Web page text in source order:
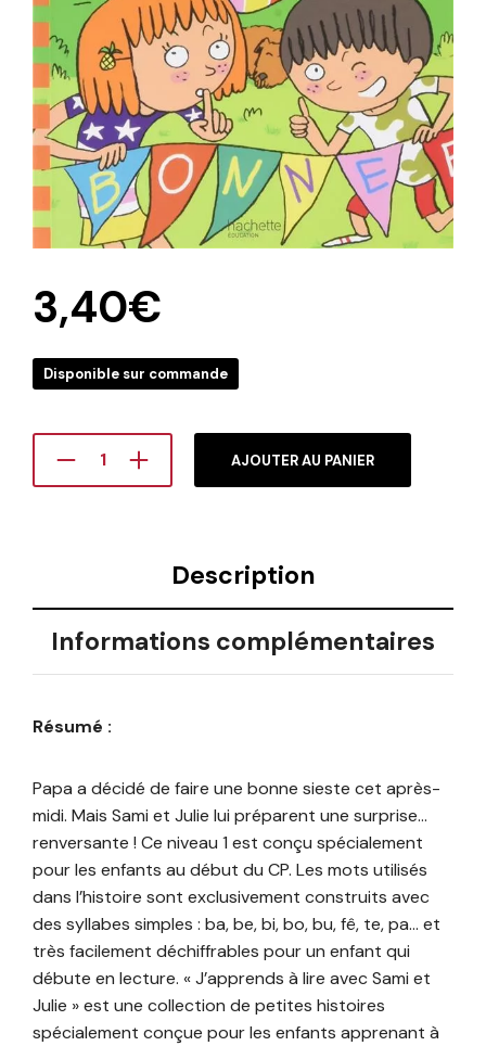
3,40€
Disponible sur commande
AJOUTER AU PANIER
Description
Informations complémentaires
Résumé :
Papa a décidé de faire une bonne sieste cet après-
midi. Mais Sami et Julie lui préparent une surprise…
renversante ! Ce niveau 1 est conçu spécialement
pour les enfants au début du CP. Les mots utilisés
dans l’histoire sont exclusivement construits avec
des syllabes simples : ba, be, bi, bo, bu, fê, te, pa… et
très facilement déchiffrables pour un enfant qui
débute en lecture. « J’apprends à lire avec Sami et
Julie » est une collection de petites histoires
spécialement conçue pour les enfants apprenant à